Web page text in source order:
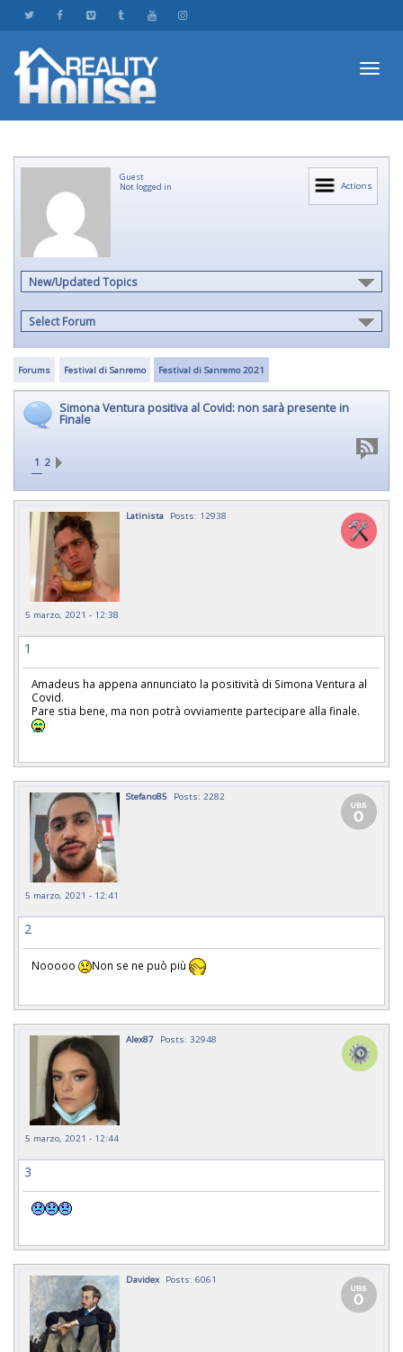
Actions
Guest
Not logged in
New/Updated Topics
Select Forum
Forums Festival di Sanremo Festival di Sanremo 2021
Simona Ventura positiva al Covid: non sarà presente in
Finale
1 2
Latinista Posts: 12938
5 marzo, 2021 - 12:38
1
Amadeus ha appena annunciato la positività di Simona Ventura al
Covid.
Pare stia bene, ma non potrà ovviamente partecipare alla finale.
Stefano85 Posts: 2282
5 marzo, 2021 - 12:41
2
Nooooo Non se ne può più
Alex87 Posts: 32948
5 marzo, 2021 - 12:44
3
Davidex Posts: 6061